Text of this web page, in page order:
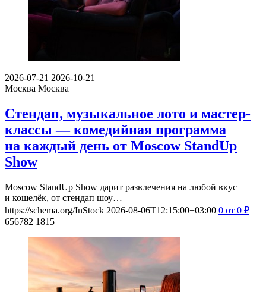
2026-07-21 2026-10-21
Москва Москва
Стендап, музыкальное лото и мастер-
классы — комедийная программа
на каждый день от Moscow StandUp
Show
Moscow StandUp Show дарит развлечения на любой вкус
и кошелёк, от стендап шоу…
https://schema.org/InStock 2026-08-06T12:15:00+03:00 0 от 0 ₽
656782 1815